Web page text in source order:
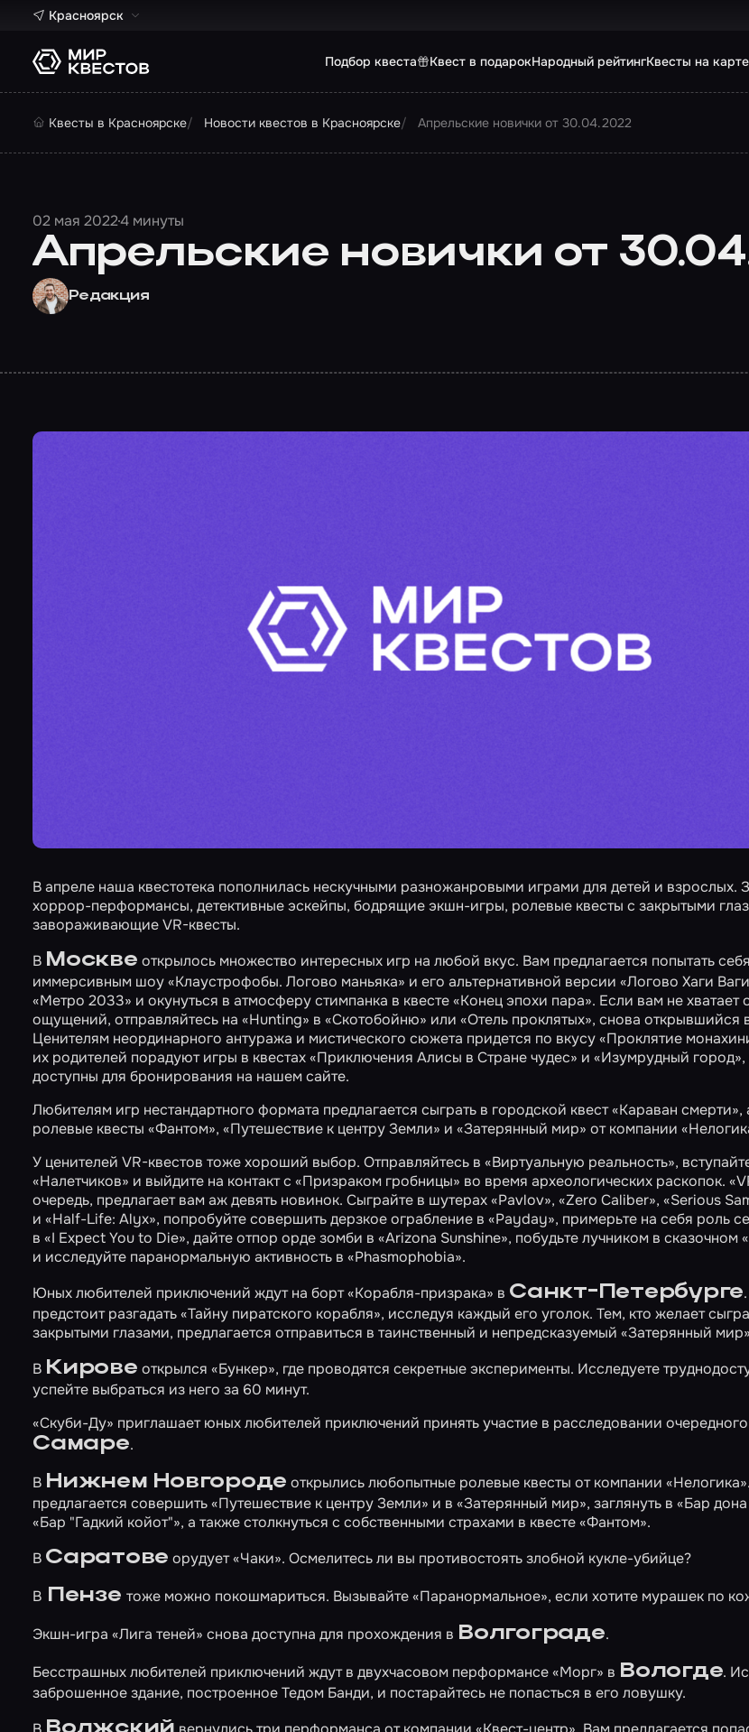
Красноярск
Подбор квеста Квест в подарокНародный рейтингКвесты на карте
Квесты в Красноярске Новости квестов в Красноярске Апрельские новички от 30.04.2022
02 мая 20224 минуты
Апрельские новички от
Редакция
В апреле наша квестотека пополнилась нескучными разножанровыми играми для детей и взрослых.
хоррор-перформансы, детективные эскейпы, бодрящие экшн-игры, ролевые квесты с закрытыми
завораживающие VR-квесты.
В Москве открылось множество интересных игр на любой вкус. Вам предлагается попытать
иммерсивным шоу«Клаустрофобы. Логово маньяка» и его альтернативной версии «Логово Хаги
«Метро 2033» и окунуться в атмосферу стимпанка в квесте«Конец эпохи пара». Если вам не хватает
ощущений, отправляйтесь на «Hunting» в «Скотобойню» или «Отель проклятых», снова открывшийся
Ценителям неординарного антуража и мистического сюжета придется по вкусу«Проклятие
их родителей порадуют игры в квестах«Приключения Алисы в Стране чудес» и «Изумрудный город»
доступны для бронирования на нашем сайте.
Любителям игр нестандартного формата предлагается сыграть в городской квест«Караван смерти»,
ролевые квесты «Фантом», «Путешествие к центру Земли» и «Затерянный мир» от компании
У ценителей VR-квестов тоже хороший выбор. Отправляйтесь в «Виртуальную реальность»,
«Налетчиков» и выйдите на контакт с «Призраком гробницы» во время археологических раскопок.
очередь, предлагает вам аж девять новинок. Сыграйте в шутерах«Pavlov», «Zero Caliber», «Serious
и «Half-Life: Alyx», попробуйте совершить дерзкое ограбление в «Payday», примерьте на себя роль
в «I Expect You to Die», дайте отпор орде зомби в «Arizona Sunshine», побудьте лучником в сказочном
и исследуйте паранормальную активность в «Phasmophobia».
Юных любителей приключений ждут на борт«Корабля-призрака» в Санкт-Петербурге
предстоит разгадать«Тайну пиратского корабля», исследуя каждый его уголок. Тем, кто желает
закрытыми глазами, предлагается отправиться в таинственный и непредсказуемый «Затерянный мир»
В Кирове открылся «Бункер», где проводятся секретные эксперименты. Исследуете
успейте выбраться из него за 60 минут.
«Скуби-Ду» приглашает юных любителей приключений принять участие в расследовании
Самаре.
В Нижнем Новгороде открылись любопытные ролевые квесты от компании
предлагается совершить«Путешествие к центру Земли» и в «Затерянный мир», заглянуть в «Бар
«Бар "Гадкий койот"», а также столкнуться с собственными страхами в квесте«Фантом».
В Саратове орудует«Чаки». Осмелитесь ли вы противостоять злобной кукле-убийце?
В Пензетоже можно покошмариться. Вызывайте«Паранормальное», если хотите мурашек по
Экшн-игра «Лига теней» снова доступна для прохождения в Волгограде.
Бесстрашных любителей приключений ждут в двухчасовом перформансе«Морг» в Вологде.
заброшенное здание, построенное Тедом Банди, и постарайтесь не попасться в его ловушку.